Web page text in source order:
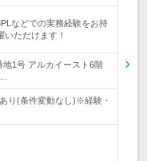
などでの実務経験をお持
ただけます！
地1号 アルカイースト6階
り(条件変動なし)※経験・